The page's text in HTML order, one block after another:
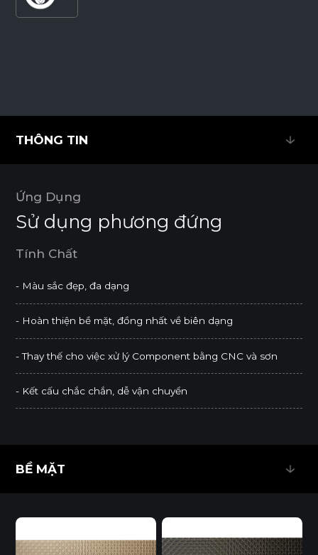
THÔNG TIN
Ứng Dụng
Sử dụng phương đứng
Tính Chất
- Màu sắc đẹp, đa dạng
- Hoàn thiện bề mặt, đồng nhất về biên dạng
- Thay thế cho việc xử lý Component bằng CNC và sơn
- Kết cấu chắc chắn, dễ vận chuyển
BỀ MẶT